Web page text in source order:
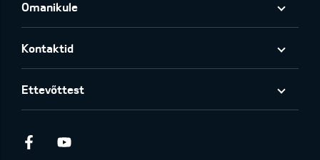
Omanikule
Kontaktid
Ettevõttest
Facebook